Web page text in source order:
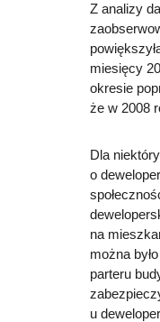
Z analizy
miesięcy
okresie
że w 2008
Dla
o
na
można
parteru
u